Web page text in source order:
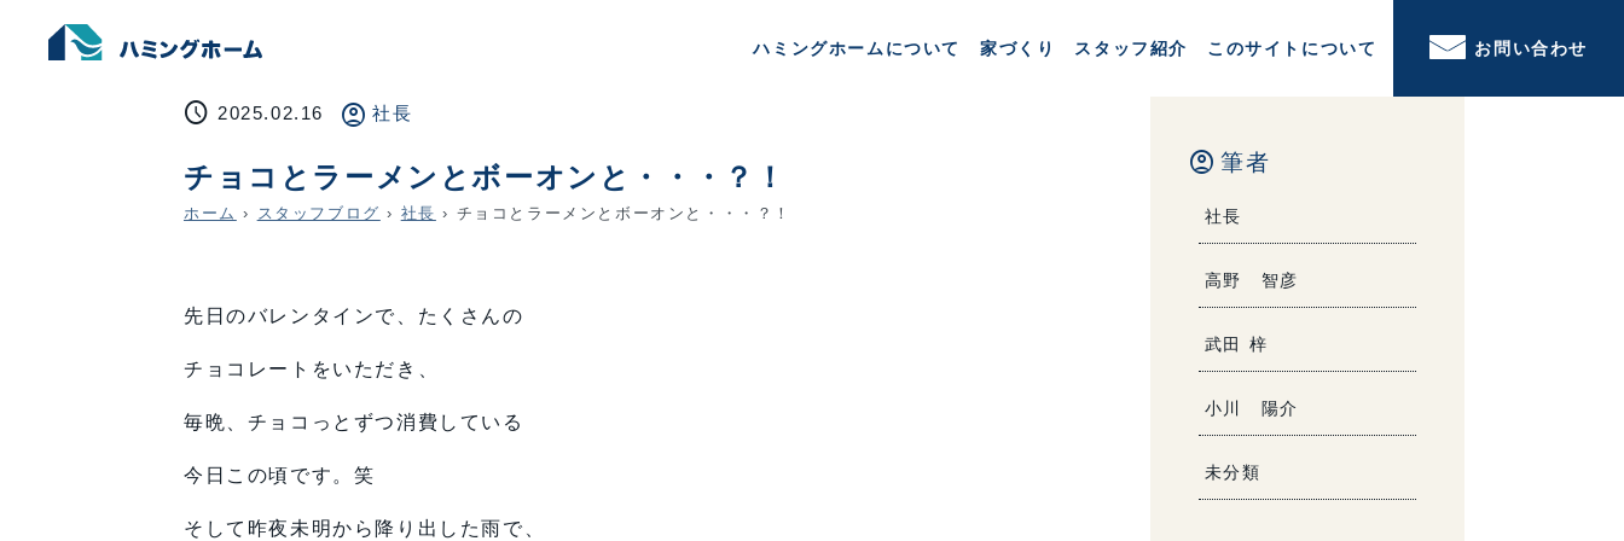
ハミングホームについて 家づくり スタッフ紹介 このサイトについて お問い合わせ
schedule 2025.02.16 account_circle 社長
チョコとラーメンとボーオンと・・・？！
ホーム › スタッフブログ › 社長 › チョコとラーメンとボーオンと・・・？！
先日のバレンタインで、たくさんの
チョコレートをいただき、
毎晩、チョコっとずつ消費している
今日この頃です。笑
そして昨夜未明から降り出した雨で、
account_circle 筆者
社長
高野 智彦
武田 梓
小川 陽介
未分類